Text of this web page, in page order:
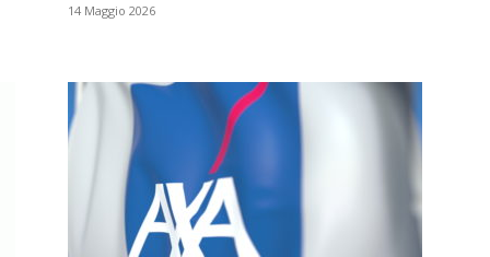
14 Maggio 2026